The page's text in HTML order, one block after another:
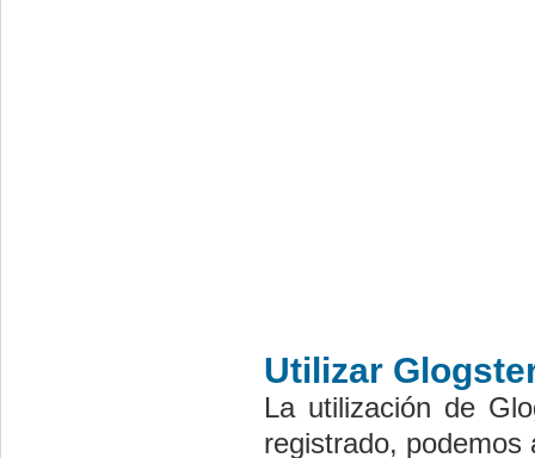
Utilizar
La utilización de
registrado, podemos